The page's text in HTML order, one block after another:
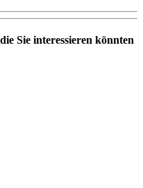
Sie interessieren könnten